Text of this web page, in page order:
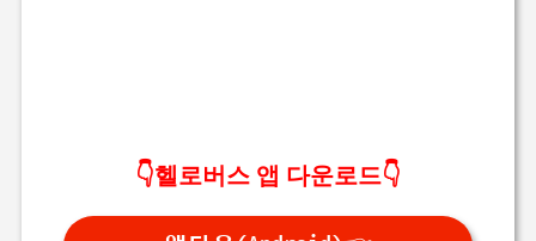
👇헬로버스 앱 다운로드👇